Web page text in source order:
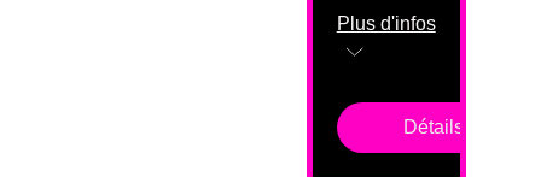
Plus d'infos
Détails